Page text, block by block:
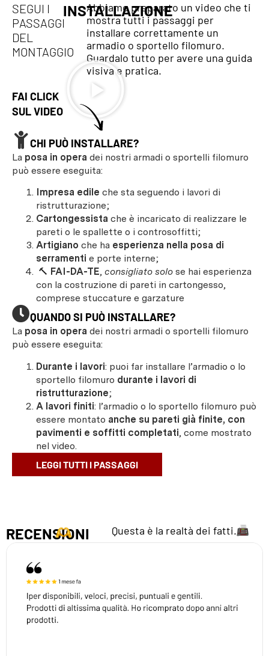
SEGUI I
PASSAGGI
DEL
MONTAGGIO
INSTALLAZIONE
Abbiamo preparato un video che ti
mostra tutti i passaggi per
installare correttamente un
armadio o sportello filomuro.
Guardalo tutto per avere una guida
visiva e pratica.
FAI CLICK
SUL VIDEO
CHI PUÒ INSTALLARE?
La posa in opera dei nostri armadi o sportelli filomuro
può essere eseguita:
Impresa edile che sta seguendo i lavori di
ristrutturazione;
Cartongessista che è incaricato di realizzare le
pareti o le spallette o i controsoffitti;
Artigiano che ha esperienza nella posa di
serramenti e porte interne;
🔨 FAI-DA-TE, consigliato solo se hai esperienza
con la costruzione di pareti in cartongesso,
comprese stuccature e garzature
QUANDO SI PUÒ INSTALLARE?
La posa in opera dei nostri armadi o sportelli filomuro
può essere eseguita:
Durante i lavori: puoi far installare l’armadio o lo
sportello filomuro durante i lavori di
ristrutturazione;
A lavori finiti: l’armadio o lo sportello filomuro può
essere montato anche su pareti già finite, con
pavimenti e soffitti completati, come mostrato
nel video.
LEGGI TUTTI I PASSAGGI
RECENSIONI Questa è la realtà dei fatti.